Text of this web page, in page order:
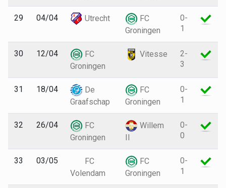
29 04/04 Utrecht
FC
Groningen
0-
1
30 12/04
FC
Groningen
Vitesse
2-
3
31 18/04
De
Graafschap
FC
Groningen
0-
1
32 26/04
FC
Groningen
Willem
II
0-
0
33 03/05
FC
Volendam
FC
Groningen
0-
1